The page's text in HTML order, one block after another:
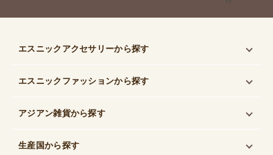
エスニックアクセサリーから探す
エスニックファッションから探す
アジアン雑貨から探す
生産国から探す